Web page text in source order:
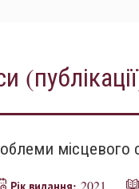
місцевого
2021